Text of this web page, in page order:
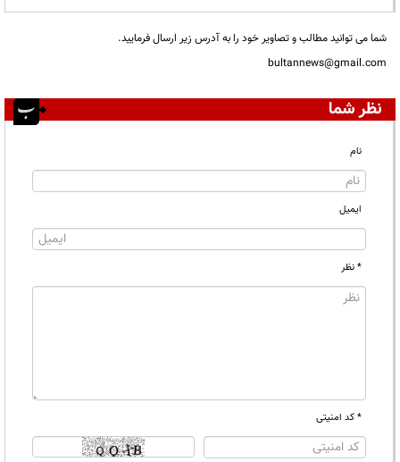
شما می توانید مطالب و تصاویر خود را به آدرس زیر ارسال فرمایید.
bultannews@gmail.com
نظر شما
نام
ایمیل
* نظر
* کد امنیتی